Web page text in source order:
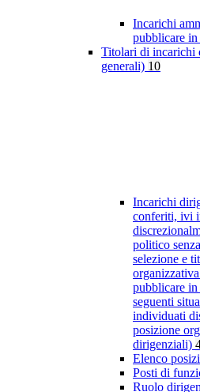
Incarichi
pubblicare in
Titolari di incarichi
generali) 10
Incarichi
conferiti, ivi
politico
selezione e
pubblicare
seguenti
individuati
posizione
dirigenziali)
Elenco
Posti di
Ruolo